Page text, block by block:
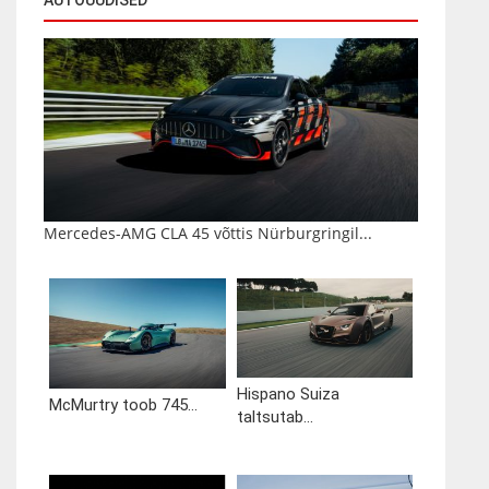
Mercedes-AMG CLA 45 võttis Nürburgringil...
McMurtry toob 745...
Hispano Suiza
taltsutab...